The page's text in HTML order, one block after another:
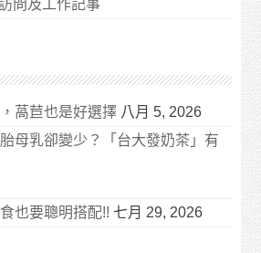
問及工作記事
萵苣也是好選擇 八月 5, 2026
母乳卻變少？「台大發奶茶」有
也要聰明搭配!! 七月 29, 2026